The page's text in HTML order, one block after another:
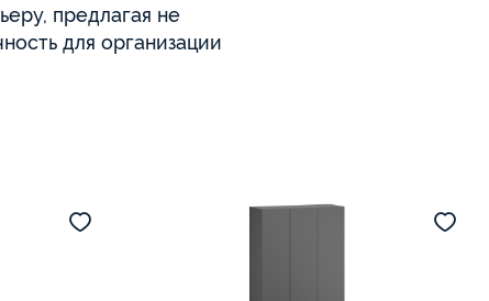
предлагая не
для организации